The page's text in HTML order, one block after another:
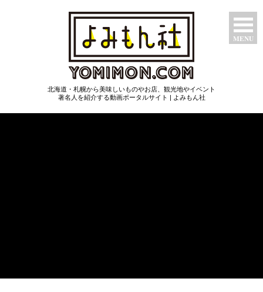
MENU
北海道・札幌から美味しいものやお店、観光地やイベント
著名人を紹介する動画ポータルサイト | よみもん社